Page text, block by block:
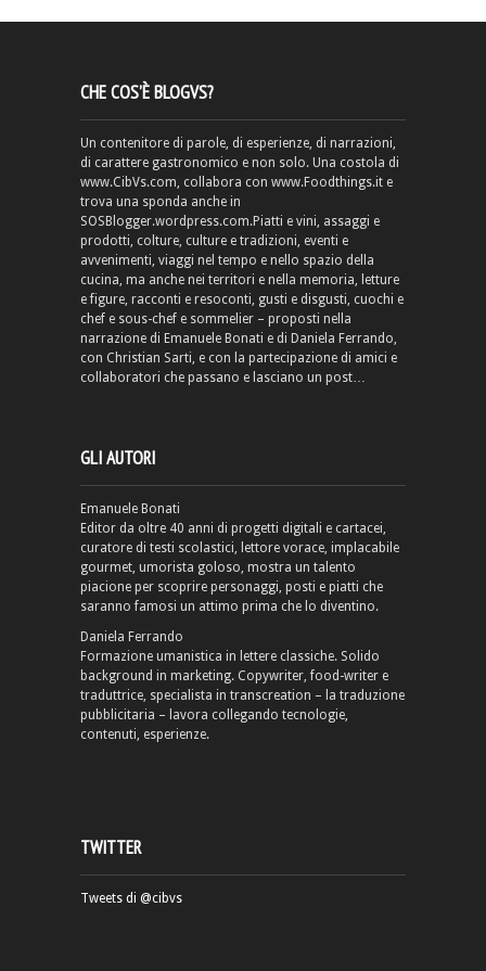
CHE COS’È BLOGVS?
Un contenitore di parole, di esperienze, di narrazioni,
di carattere gastronomico e non solo. Una costola di
www.CibVs.com, collabora con www.Foodthings.it e
trova una sponda anche in
SOSBlogger.wordpress.com.Piatti e vini, assaggi e
prodotti, colture, culture e tradizioni, eventi e
avvenimenti, viaggi nel tempo e nello spazio della
cucina, ma anche nei territori e nella memoria, letture
e figure, racconti e resoconti, gusti e disgusti, cuochi e
chef e sous-chef e sommelier – proposti nella
narrazione di Emanuele Bonati e di Daniela Ferrando,
con Christian Sarti, e con la partecipazione di amici e
collaboratori che passano e lasciano un post…
GLI AUTORI
Emanuele Bonati
Editor da oltre 40 anni di progetti digitali e cartacei,
curatore di testi scolastici, lettore vorace, implacabile
gourmet, umorista goloso, mostra un talento
piacione per scoprire personaggi, posti e piatti che
saranno famosi un attimo prima che lo diventino.
Daniela Ferrando
Formazione umanistica in lettere classiche. Solido
background in marketing. Copywriter, food-writer e
traduttrice, specialista in transcreation – la traduzione
pubblicitaria – lavora collegando tecnologie,
contenuti, esperienze.
TWITTER
Tweets di @cibvs